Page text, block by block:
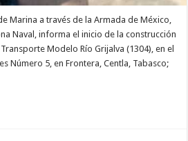
Marina a través de la Armada de México,
Naval, informa el inicio de la construcción
Modelo Río Grijalva (1304), en el
Número 5, en Frontera, Centla, Tabasco;